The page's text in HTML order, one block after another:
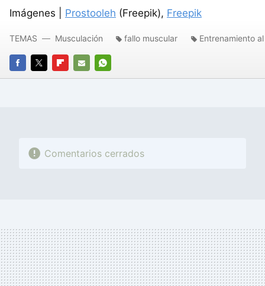
Imágenes | Prostooleh (Freepik), Freepik
FACEBOOK
TWITTERFLIPBOARD
E-
WHATSAPP
TEMAS Musculación fallo muscular Entrenamiento
Comentarios cerrados